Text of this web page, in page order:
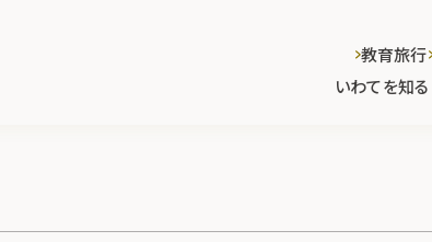
いわてを知る
教育旅行